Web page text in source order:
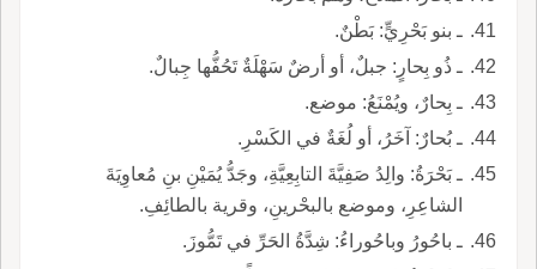
ـ بنو بَحْرِيٍّ: بَطْنٌ.
ـ ذُو بِحارٍ: جبلٌ، أو أرضٌ سَهْلَةٌ تَحُفُّها جِبالٌ.
ـ بِحارٌ، ويُمْنَعُ: موضع.
ـ بُحارٌ: آخَرُ، أو لُغَةٌ في الكَسْرِ.
ـ بَحْرَةُ: والِدُ صَفِيَّةَ التابِعِيَّةِ، وجَدُّ يُمَيْنِ بنِ مُعاوِيَةَ
الشاعِرِ، وموضع بالبحْرينِ، وقرية بالطائِفِ.
ـ باحُورُ وباحُوراءُ: شِدَّةُ الحَرِّ في تَمُّوزَ.